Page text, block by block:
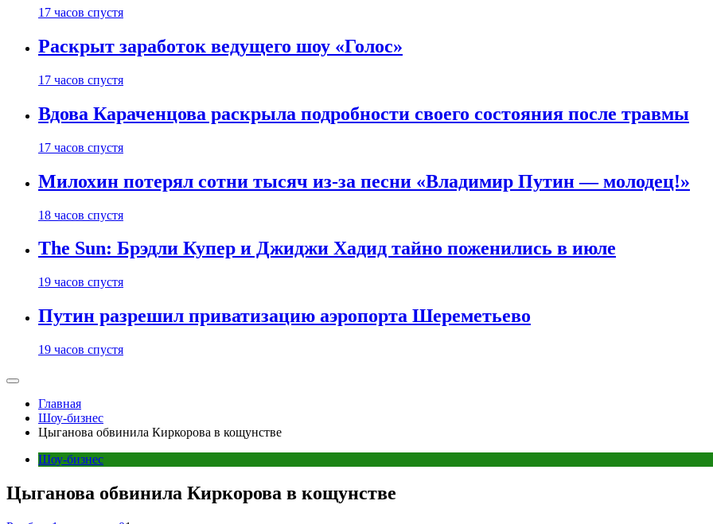
17 часов спустя
Раскрыт заработок ведущего шоу «Голос»
17 часов спустя
Вдова Караченцова раскрыла подробности своего состояния после травмы
17 часов спустя
Милохин потерял сотни тысяч из-за песни «Владимир Путин — молодец!»
18 часов спустя
The Sun: Брэдли Купер и Джиджи Хадид тайно поженились в июле
19 часов спустя
Путин разрешил приватизацию аэропорта Шереметьево
19 часов спустя
Главная
Шоу-бизнес
Цыганова обвинила Киркорова в кощунстве
Шоу-бизнес
Цыганова обвинила Киркорова в кощунстве